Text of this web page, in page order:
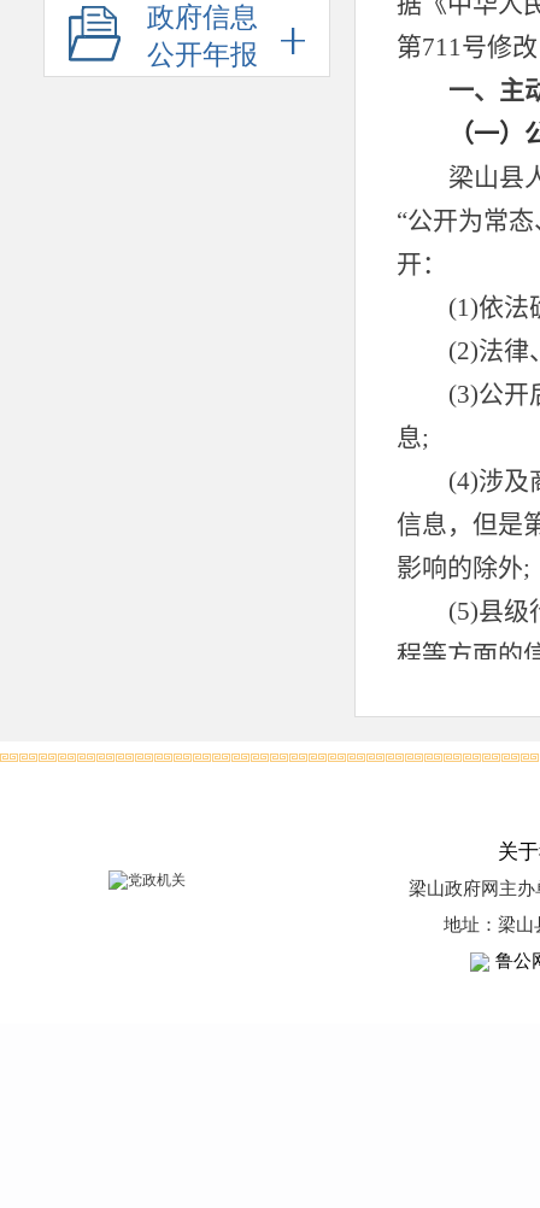
政府信息
公开年报
关
梁山政府网主办
地址：梁山
鲁公